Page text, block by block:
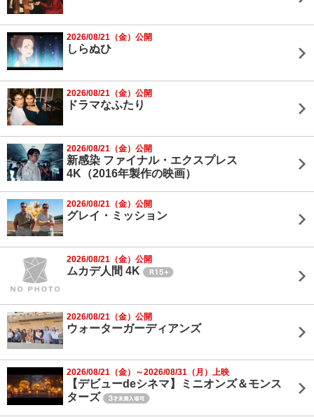
2026/08/21（金）公開
しらぬひ
2026/08/21（金）公開
ドラマなふたり
2026/08/21（金）公開
新感染 ファイナル・エクスプレス
4K（2016年製作の映画）
2026/08/21（金）公開
グレイ・ミッション
2026/08/21（金）公開
ムカデ人間 4K
2026/08/21（金）公開
ウォーターガーディアンズ
2026/08/21（金）～2026/08/31（月）上映
【デビューdeシネマ】ミニオンズ＆モンス
ターズ